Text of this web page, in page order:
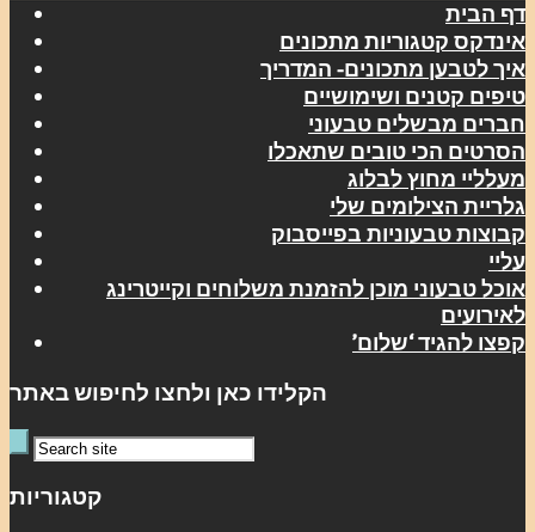
דף הבית
אינדקס קטגוריות מתכונים
איך לטבען מתכונים- המדריך
טיפים קטנים ושימושיים
חברים מבשלים טבעוני
הסרטים הכי טובים שתאכלו
מעלליי מחוץ לבלוג
גלריית הצילומים שלי
קבוצות טבעוניות בפייסבוק
עליי
אוכל טבעוני מוכן להזמנת משלוחים וקייטרינג
לאירועים
קפצו להגיד ‘שלום’
הקלידו כאן ולחצו לחיפוש באתר
קטגוריות